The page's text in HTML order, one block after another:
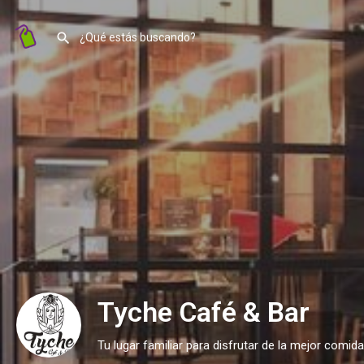
Tyche Café & Bar